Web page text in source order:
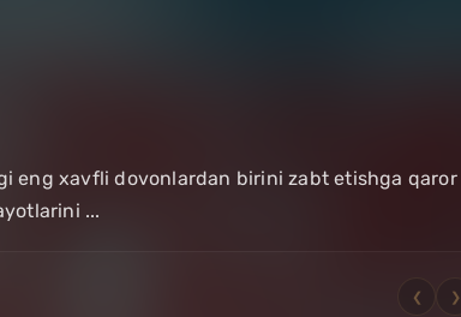
eng xavfli dovonlardan birini zabt etishga qaror
...
❮ ❯